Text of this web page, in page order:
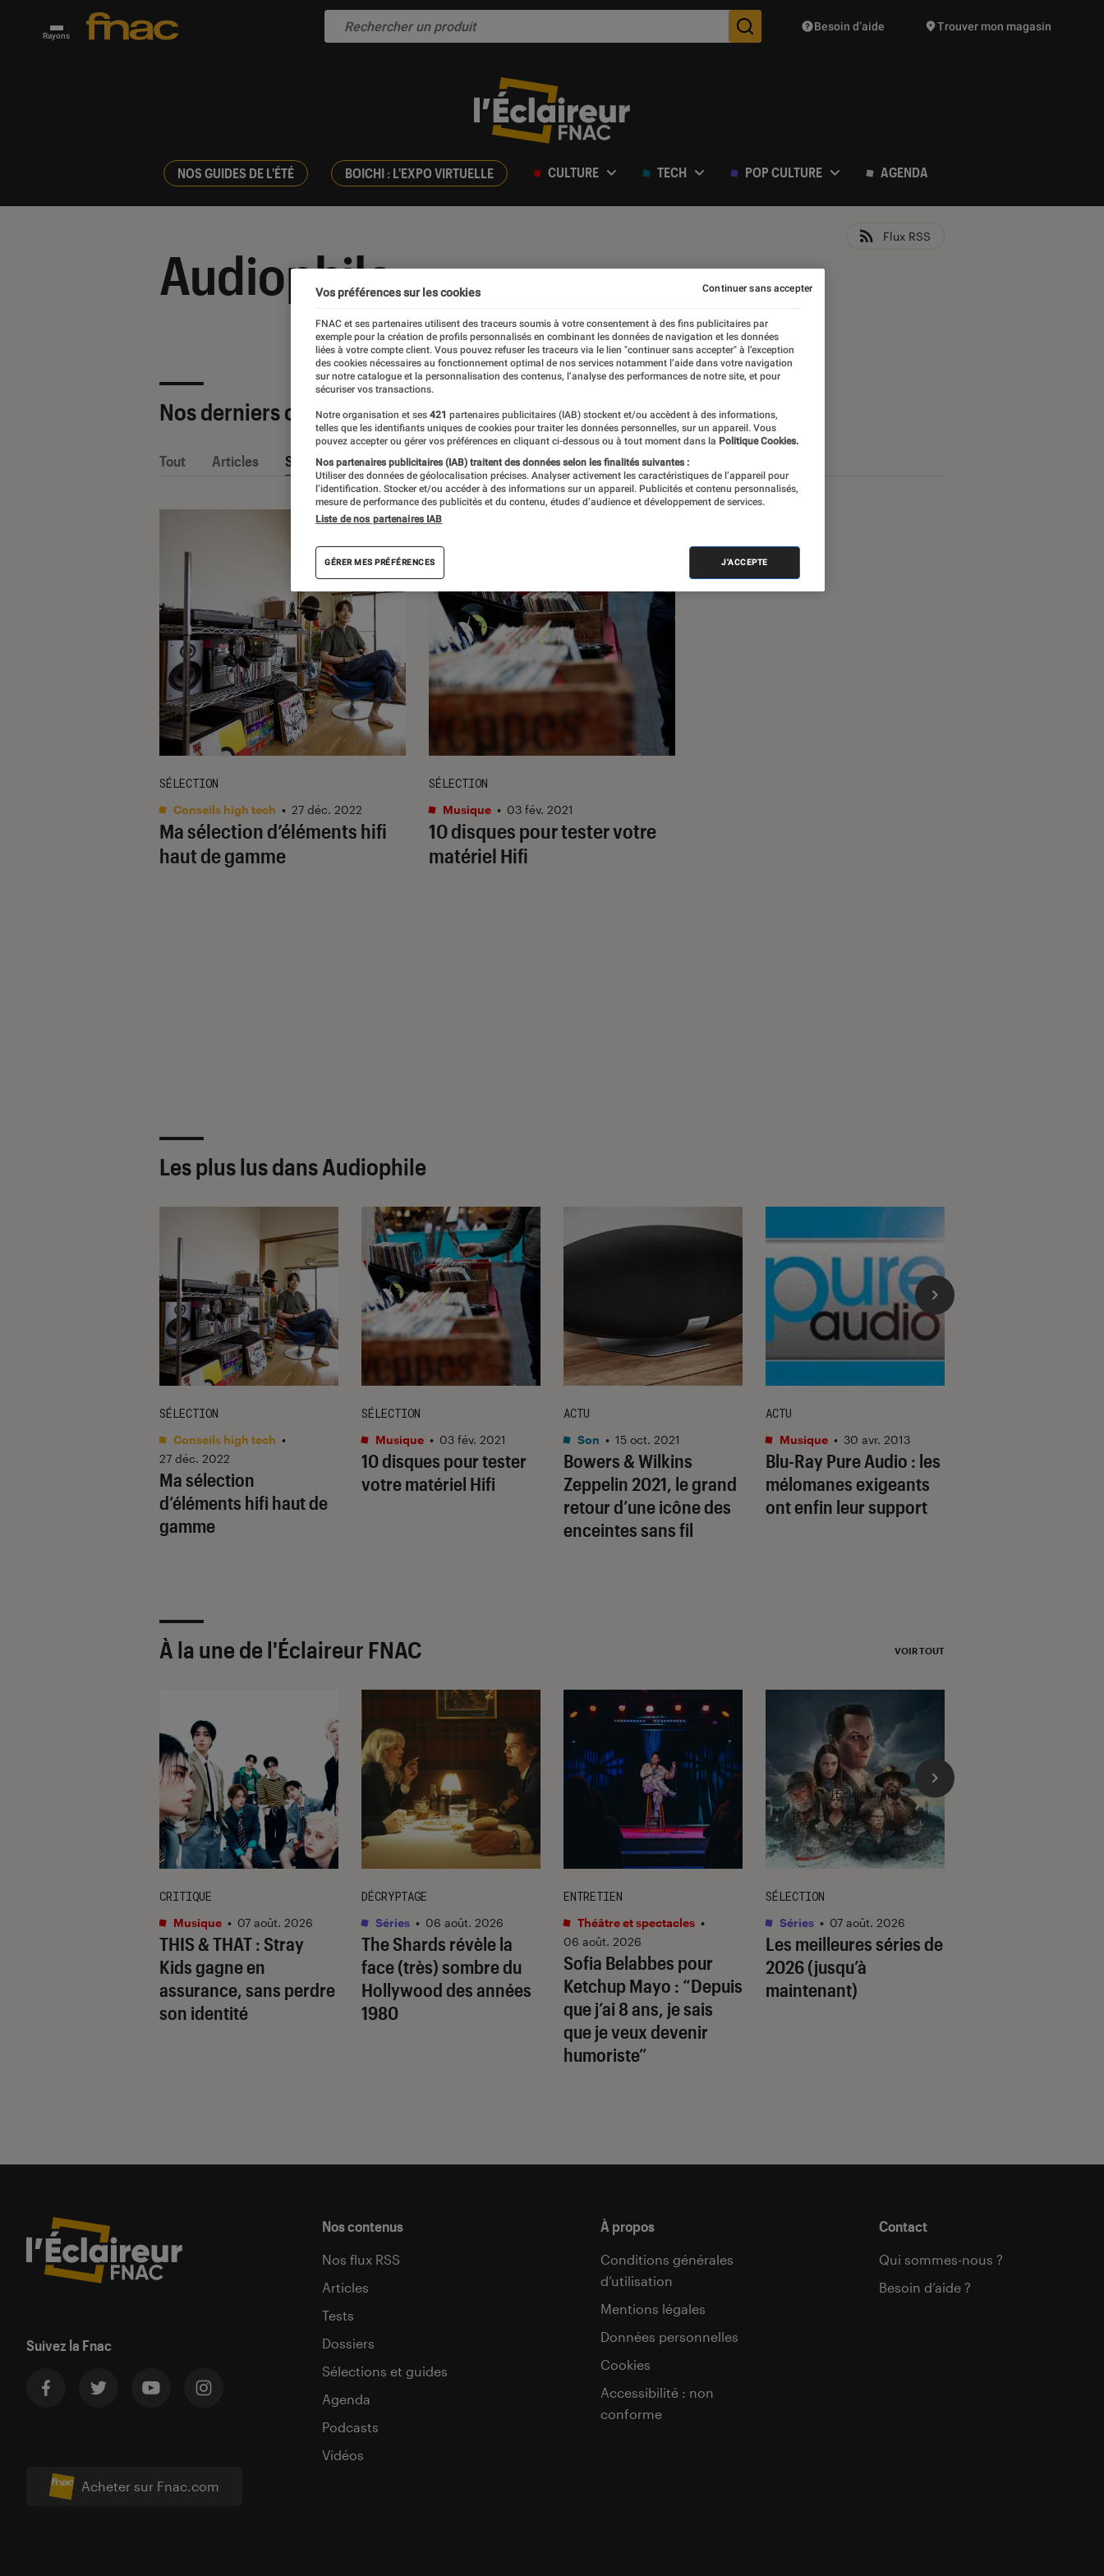
Rayons Des suggestions de produits vont vous être proposées
Besoin d’aide Trouver mon magasin
NOS GUIDES DE L'ÉTÉ BOICHI : L'EXPO VIRTUELLE CULTURE TECH POP CULTURE AGENDA
Audiophile
Flux RSS
Nos derniers contenus
Tout Articles Sélections et guides Tests
Ma sélection d’éléments hifi
haut de gamme
SÉLECTION
Conseils high tech • 27 déc. 2022
10 disques pour tester votre
matériel Hifi
SÉLECTION
Musique • 03 fév. 2021
Les plus lus dans Audiophile
Ma sélection
d’éléments hifi haut de
gamme
SÉLECTION
Conseils high tech •
27 déc. 2022
10 disques pour tester
votre matériel Hifi
SÉLECTION
Musique • 03 fév. 2021
Bowers & Wilkins
Zeppelin 2021, le grand
retour d’une icône des
enceintes sans fil
ACTU
Son • 15 oct. 2021
Blu-Ray Pure Audio : les
mélomanes exigeants
ont enfin leur support
ACTU
Musique • 30 avr. 2013
À la une de l'Éclaireur FNAC VOIR TOUT
THIS & THAT: Stray
Kids gagne en
assurance, sans perdre
son identité
CRITIQUE
Musique • 07 août. 2026
The Shards révèle la
face (très) sombre du
Hollywood des années
1980
DÉCRYPTAGE
Séries • 06 août. 2026
Sofia Belabbes pour
Ketchup Mayo : “Depuis
que j’ai 8 ans, je sais
que je veux devenir
humoriste”
ENTRETIEN
Théâtre et spectacles •
06 août. 2026
Les meilleures séries de
2026 (jusqu’à
maintenant)
SÉLECTION
Séries • 07 août. 2026
l'Éclaireur fnac">
Suivez la Fnac
Acheter sur Fnac.com
Nos contenus
Nos flux RSS
Articles
Tests
Dossiers
Sélections et guides
Agenda
Podcasts
Vidéos
À propos
Conditions générales
d’utilisation
Mentions légales
Données personnelles
Cookies
Accessibilité : non
conforme
Contact
Qui sommes-nous ?
Besoin d’aide ?
Vos préférences sur les cookies
FNAC et ses partenaires utilisent des traceurs soumis à votre consentement à des fins publicitaires par
exemple pour la création de profils personnalisés en combinant les données de navigation et les données
liées à votre compte client. Vous pouvez refuser les traceurs via le lien "continuer sans accepter" à l’exception
des cookies nécessaires au fonctionnement optimal de nos services notamment l’aide dans votre navigation
sur notre catalogue et la personnalisation des contenus, l’analyse des performances de notre site, et pour
sécuriser vos transactions.
Notre organisation et ses 421 partenaires publicitaires (IAB) stockent et/ou accèdent à des informations,
telles que les identifiants uniques de cookies pour traiter les données personnelles, sur un appareil. Vous
pouvez accepter ou gérer vos préférences en cliquant ci-dessous ou à tout moment dans la Politique Cookies.
Nos partenaires publicitaires (IAB) traitent des données selon les finalités suivantes :
Utiliser des données de géolocalisation précises. Analyser activement les caractéristiques de l’appareil pour
l’identification. Stocker et/ou accéder à des informations sur un appareil. Publicités et contenu personnalisés,
mesure de performance des publicités et du contenu, études d’audience et développement de services.
Liste de nos partenaires IAB
GÉRER MES PRÉFÉRENCES J'ACCEPTE
Continuer sans accepter